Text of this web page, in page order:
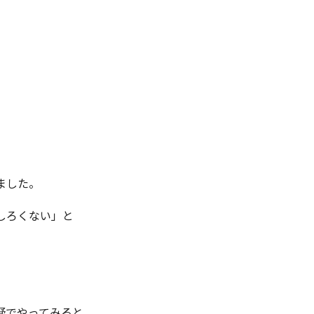
た。
ろくない」と